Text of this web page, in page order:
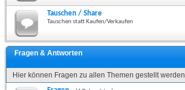
Tauschen / Share
Tauschen statt Kaufen/Verkaufen
Fragen & Antworten
Hier können Fragen zu allen Themen gestellt werden